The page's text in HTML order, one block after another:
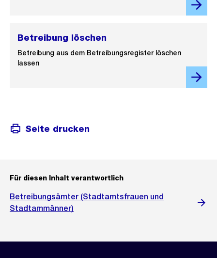
Betreibung löschen
Betreibung aus dem Betreibungsregister löschen
lassen
Seite drucken
Für diesen Inhalt verantwortlich
Betreibungsämter (Stadtamtsfrauen und
Stadtammänner)